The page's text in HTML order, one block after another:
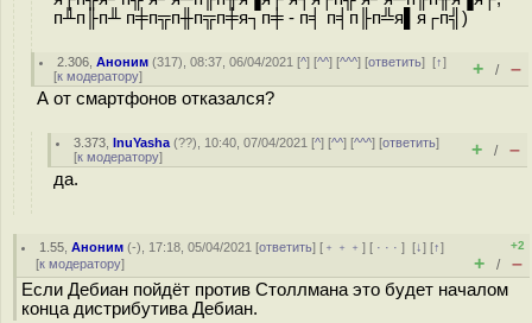
п╨п╟п╨ п╪п╦п╫п╦п╪я┐п╪ - п╡ п╡п╟п╩я▌я┌п╣)
2.306 ,Аноним (317), 08:37, 06/04/2021 [^] [^^] [^^^] [ответить][↑]
[к модератору] + / –
А от смартфонов отказался?
3.373 ,InuYasha (??), 10:40, 07/04/2021 [^] [^^] [^^^] [ответить]
[к модератору] + / –
да.
1.55 ,Аноним (-), 17:18, 05/04/2021 [ответить] [ ﹢﹢﹢] [ · · ·][↓] [↑]
[к модератору]
+2
+ / –
Если Дебиан пойдёт против Столлмана это будет началом
конца дистрибутива Дебиан.